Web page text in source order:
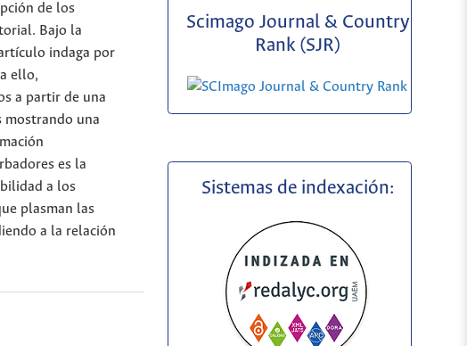
de los
Bajo la
indaga por
ello,
a partir de una
mostrando una
es la
a los
plasman las
a la relación
Scimago Journal & Country
Rank (SJR)
Sistemas de indexación: